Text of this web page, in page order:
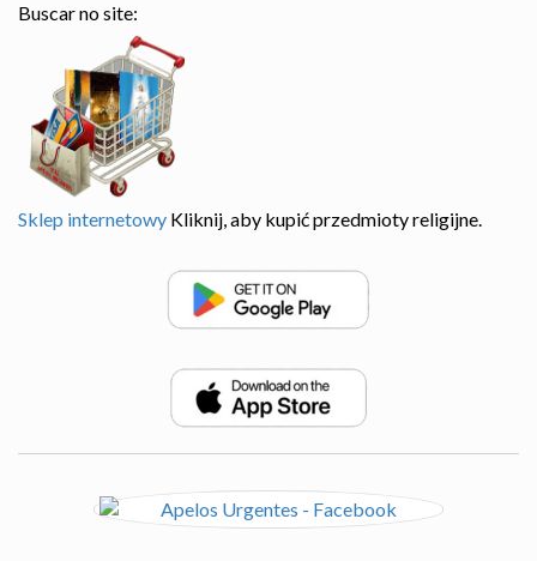
Buscar no site:
Sklep internetowy Kliknij, aby kupić przedmioty religijne.